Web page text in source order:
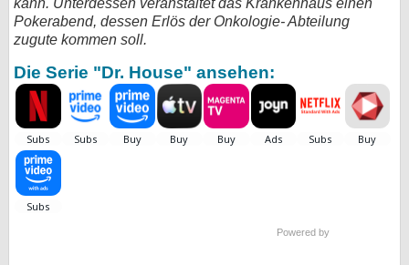
kann. Unterdessen veranstaltet das Krankenhaus einen
Pokerabend, dessen Erlös der Onkologie- Abteilung
zugute kommen soll.
Die Serie "Dr. House" ansehen:
Powered by
bei Facebook
Kontakt